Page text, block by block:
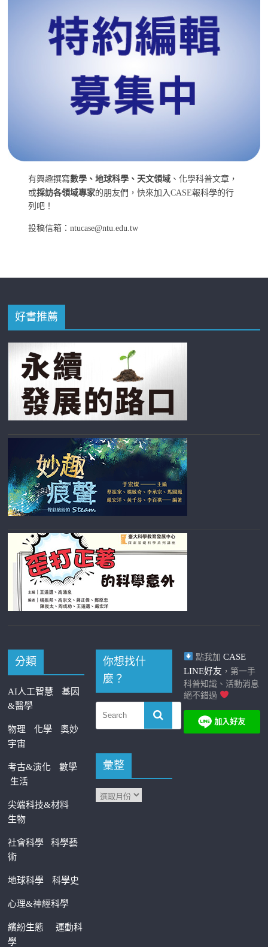
有興趣撰寫數學、地球科學、天文領域 、化學科普文章，
或採訪各領域專家的朋友們，快來加入CASE報科學的行
列吧！
投稿信箱：ntucase@ntu.edu.tw
好書推薦
分類
AI人工智慧
基因
&醫學
物理 化學
奧妙
宇宙
考古&演化
數學
生活
尖端科技&材料
生物
社會科學科學藝
術
地球科學 科學史
心理&神經科學
繽紛生態運動科
學
你想找什
麼？
彙整
點我加 CASE
LINE好友 ，第一手
科普知識、活動消息
絕不錯過